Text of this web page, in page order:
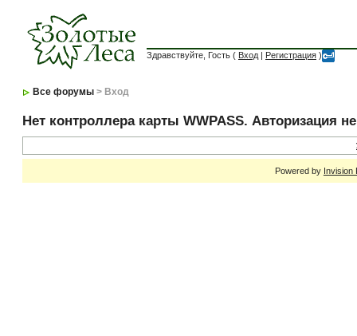
Здравствуйте, Гость ( Вход | Регистрация )
Все форумы > Вход
Нет контроллера карты WWPASS. Авторизация
Powered by Invision